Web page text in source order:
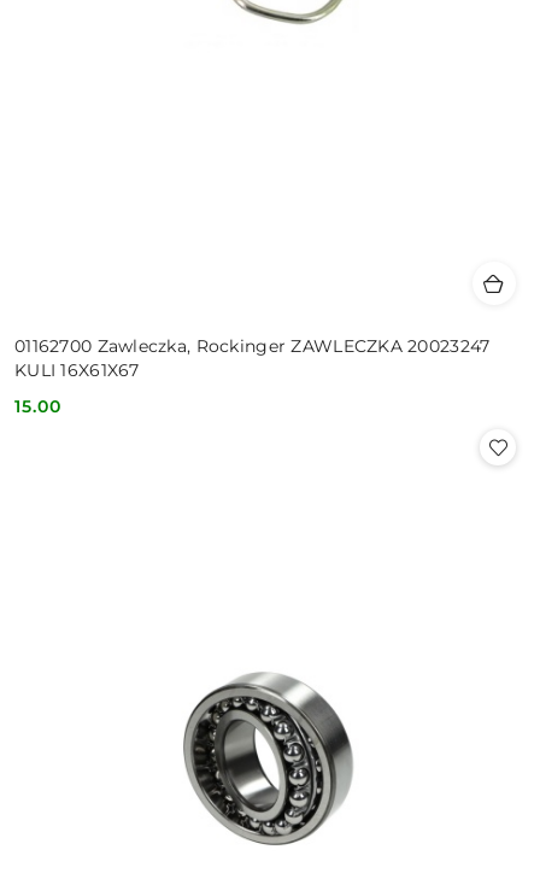
01162700 Zawleczka, Rockinger ZAWLECZKA 20023247
KULI 16X61X67
Cena:
15.00